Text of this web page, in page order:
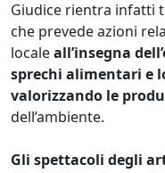
Giudice rientra infatti
che prevede azioni
localeall’insegna
sprechi alimentari e
valorizzando le
dell’ambiente.
Gli spettacoli degli